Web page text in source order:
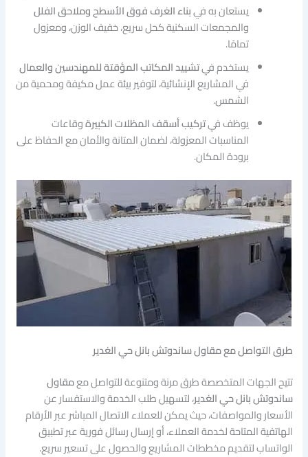
يستعان به فيبناء الغرف فوق الأسطح وملاحق الفلل
والمجمعات السكنية كحل سريع، خفيف الوزن، ومعزول
تمامًا.
يستخدم فيتشييد المكاتب المؤقتة للمهندسين والعمال
في المشاريع الإنشائية، لتوفير بيئة عمل مكيفة ومحمية من
الشمس.
يوظف فيتركيب أسقف المظلات الكبيرةوقاعات
المناسبات المعزولة، لضمان المتانة والأمان مع الحفاظ على
برودة المكان.
طرق التواصل مع مقاول ساندوتش بانل حي الغدير
تتيح الجهات المتخصصة طرق مرنة ومتنوعة للتواصل معمقاول
ساندوتش بانل حي الغدير، لتسهيل طلب الخدمة والاستفسار عن
الأسعار والمواصفات، حيث يمكن للعملاء الاتصال المباشر عبر الأرقام
الهاتفية المتاحة لخدمة العملاء، أو إرسال رسائل فورية عبر تطبيق
الواتساب لتقديم مخططات المشاريع والحصول على تسعير سريع.